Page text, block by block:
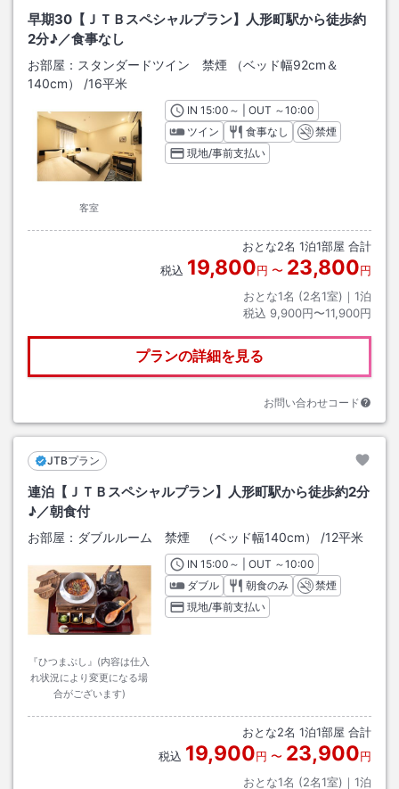
早期30【ＪＴＢスペシャルプラン】人形町駅から徒歩約
2分♪／食事なし
お部屋： スタンダードツイン 禁煙 （ベッド幅92cm＆
140cm）
/16平米
客室
INチェックイン
15:00 ～ | OUT チェックアウト
～10:00
ツイン
食事なし
禁煙
現地/事前支払い
おとな2名 1泊1部屋 合計
税込 19,800円 〜 23,800円
おとな1名 (2名1室)｜ 1泊
税込 9,900円〜11,900円
プランの詳細を見る
お問い合わせコード
JTBプラン
連泊【ＪＴＢスペシャルプラン】人形町駅から徒歩約2分
♪／朝食付
お部屋： ダブルルーム 禁煙 （ベッド幅140cm） /12平米
『ひつまぶし』(内容は仕入
れ状況により変更になる場
合がございます)
INチェックイン
15:00 ～ | OUT チェックアウト
～10:00
ダブル
朝食のみ
禁煙
現地/事前支払い
おとな2名 1泊1部屋 合計
税込 19,900円 〜 23,900円
おとな1名 (2名1室)｜ 1泊